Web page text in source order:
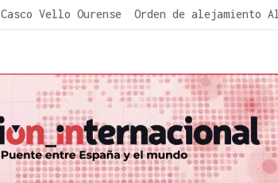
Casco Vello Ourense Orden de alejamiento